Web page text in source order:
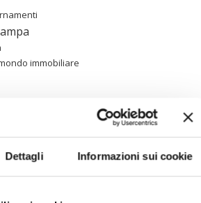
Dettagli Informazioni sui cookie
immobiliare
Cerca
Associazioni